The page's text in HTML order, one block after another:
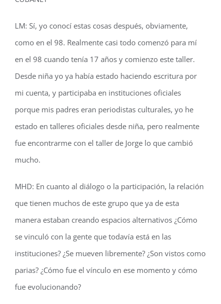
LM: Sí, yo conocí estas cosas después, obviamente,
como en el 98. Realmente casi todo comenzó para mí
en el 98 cuando tenía 17 años y comienzo este taller.
Desde niña yo ya había estado haciendo escritura por
mi cuenta, y participaba en instituciones oficiales
porque mis padres eran periodistas culturales, yo he
estado en talleres oficiales desde niña, pero realmente
fue encontrarme con el taller de Jorge lo que cambió
mucho.
MHD: En cuanto al diálogo o la participación, la relación
que tienen muchos de este grupo que ya de esta
manera estaban creando espacios alternativos ¿Cómo
se vinculó con la gente que todavía está en las
instituciones? ¿Se mueven libremente? ¿Son vistos como
parias? ¿Cómo fue el vínculo en ese momento y cómo
fue evolucionando?